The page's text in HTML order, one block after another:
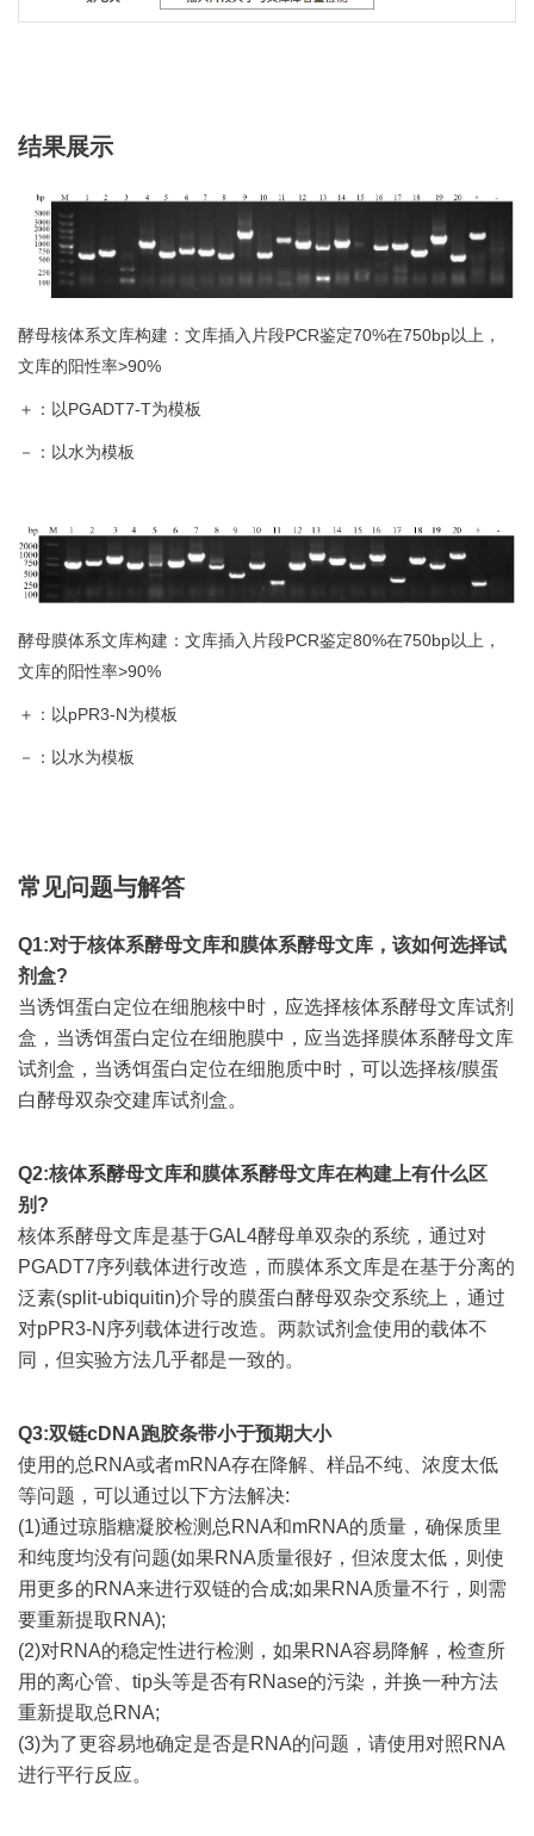
结果展示
酵母核体系文库构建：文库插入片段PCR鉴定70%在750bp以上，
文库的阳性率>90%
＋：以PGADT7-T为模板
－：以水为模板
酵⺟膜体系⽂库构建：文库插入片段PCR鉴定80%在750bp以上，
文库的阳性率>90%
＋：以pPR3-N为模板
－：以水为模板
常见问题与解答
Q1:对于核体系酵母文库和膜体系酵母文库，该如何选择试
剂盒?
当诱饵蛋白定位在细胞核中时，应选择核体系酵母文库试剂
盒，当诱饵蛋白定位在细胞膜中，应当选择膜体系酵母文库
试剂盒，当诱饵蛋白定位在细胞质中时，可以选择核/膜蛋
白酵母双杂交建库试剂盒。
Q2:核体系酵母文库和膜体系酵母文库在构建上有什么区
别?
核体系酵母文库是基于GAL4酵母单双杂的系统，通过对
PGADT7序列载体进行改造，而膜体系文库是在基于分离的
泛素(split-ubiquitin)介导的膜蛋白酵母双杂交系统上，通过
对pPR3-N序列载体进行改造。两款试剂盒使用的载体不
同，但实验方法几乎都是一致的。
Q3:双链cDNA跑胶条带小于预期大小
使用的总RNA或者mRNA存在降解、样品不纯、浓度太低
等问题，可以通过以下方法解决:
(1)通过琼脂糖凝胶检测总RNA和mRNA的质量，确保质里
和纯度均没有问题(如果RNA质量很好，但浓度太低，则使
用更多的RNA来进行双链的合成;如果RNA质量不行，则需
要重新提取RNA);
(2)对RNA的稳定性进行检测，如果RNA容易降解，检查所
用的离心管、tip头等是否有RNase的污染，并换一种方法
重新提取总RNA;
(3)为了更容易地确定是否是RNA的问题，请使用对照RNA
进行平行反应。